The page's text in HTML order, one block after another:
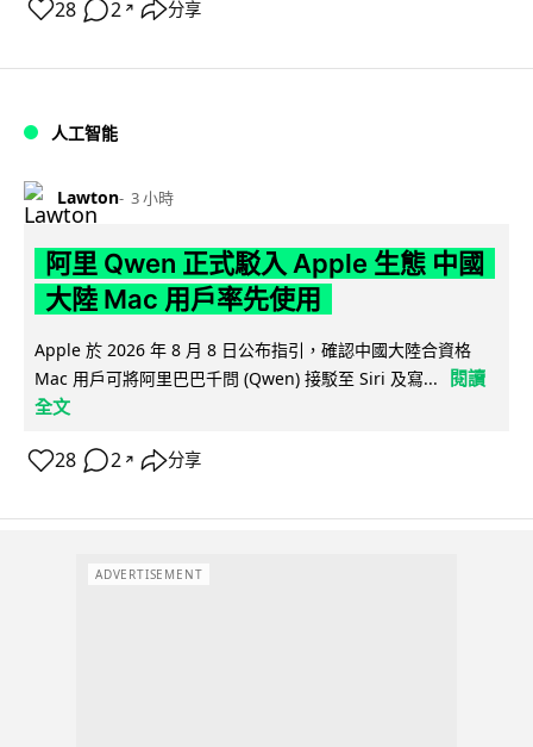
28 2 ↗ 分享
人工智能
Lawton 3 小時
阿里 Qwen 正式駁入 Apple 生態 中國
大陸 Mac 用戶率先使用
Apple 於 2026 年 8 月 8 日公布指引，確認中國大陸合資格
Mac 用戶可將阿里巴巴千問 (Qwen) 接駁至 Siri 及寫...
閱讀
全文
28 2 ↗ 分享
ADVERTISEMENT